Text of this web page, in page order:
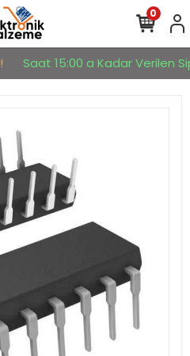
Saat 15:00 a Kadar Verilen
0